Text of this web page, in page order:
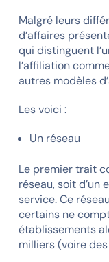
Malgré leurs
d’affaires
qui distinguent
l’affiliation
autres modèles
Les voici :
Un réseau
Le premier trait
réseau, soit d’un
service. Ce
certains ne
établissements
milliers (voire